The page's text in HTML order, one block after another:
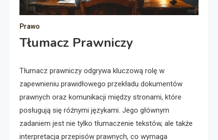
Prawo
Tłumacz Prawniczy
Tłumacz prawniczy odgrywa kluczową rolę w
zapewnieniu prawidłowego przekładu dokumentów
prawnych oraz komunikacji między stronami, które
posługują się różnymi językami. Jego głównym
zadaniem jest nie tylko tłumaczenie tekstów, ale także
interpretacja przepisów prawnych, co wymaga